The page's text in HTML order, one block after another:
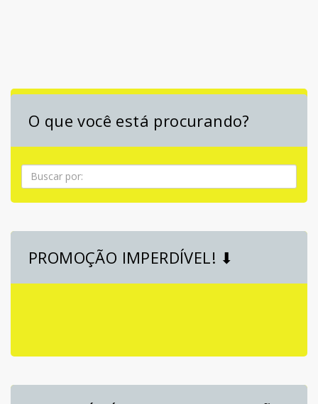
O que você está procurando?
Pesquisa
PROMOÇÃO IMPERDÍVEL! ⬇